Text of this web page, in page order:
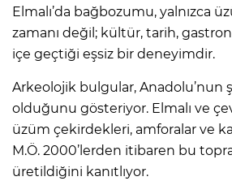
Elmalı’da bağbozumu, yalnızca
zamanı değil; kültür, tarih,
içe geçtiği eşsiz bir deneyimdir.
Arkeolojik bulgular, Anadolu’nun
olduğunu gösteriyor. Elmalı ve
üzüm çekirdekleri, amforalar ve
M.Ö. 2000’lerden itibaren bu
üretildiğini kanıtlıyor.